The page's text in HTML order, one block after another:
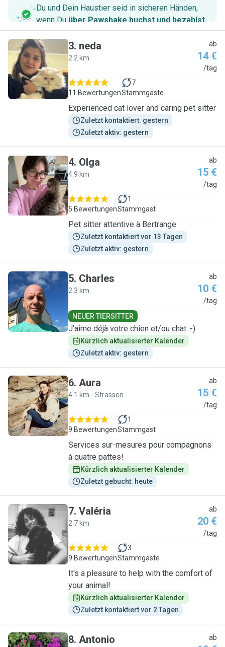
Du und Dein Haustier seid in sicheren Händen,
wenn Du über Pawshake buchst und bezahlst.
N
3. neda
2.2 km
ab
14 €
/tag
11 Bewertungen
7
Stammgäste
Experienced cat lover and caring pet sitter
Zuletzt kontaktiert: gestern
Zuletzt aktiv: gestern
O
4. Olga
4.9 km
ab
15 €
/tag
5 Bewertungen
1
Stammgast
Pet sitter attentive à Bertrange
Zuletzt kontaktiert vor 13 Tagen
Zuletzt aktiv: gestern
C
5. Charles
2.3 km
ab
10 €
/tag
NEUER TIERSITTER
J’aime déjà votre chien et/ou chat :-)
Kürzlich aktualisierter Kalender
Zuletzt aktiv: gestern
A
6. Aura
4.1 km - Strassen
ab
15 €
/tag
9 Bewertungen
1
Stammgast
Services sur-mesures pour compagnons
à quatre pattes!
Kürzlich aktualisierter Kalender
Zuletzt gebucht: heute
V
7. Valéria
2.7 km
ab
20 €
/tag
9 Bewertungen
3
Stammgäste
It's a pleasure to help with the comfort of
your animal!
Kürzlich aktualisierter Kalender
Zuletzt kontaktiert vor 2 Tagen
8. Antonio ab